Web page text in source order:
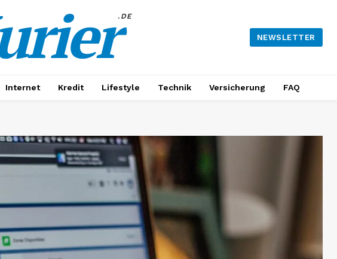
.DE
NEWSLETTER
Internet Kredit Lifestyle Technik Versicherung FAQ